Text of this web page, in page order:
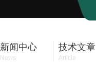
新闻中心
News
技术文章
Article